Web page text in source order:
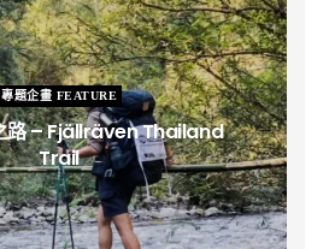
專題企畫 FEATURE
路 – Fjällräven Thailand
Trail